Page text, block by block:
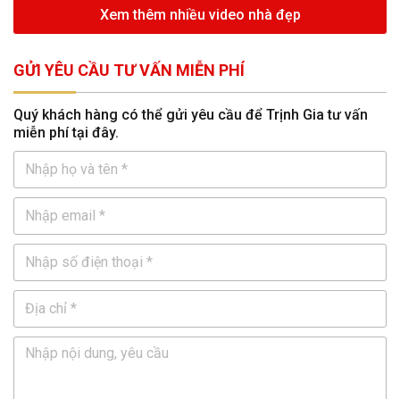
Xem thêm nhiều video nhà đẹp
GỬI YÊU CẦU TƯ VẤN MIỄN PHÍ
Quý khách hàng có thể gửi yêu cầu để Trịnh Gia tư vấn
miễn phí tại đây.